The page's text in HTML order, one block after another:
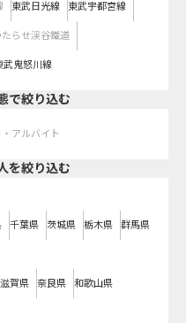
東武日光線 東武宇都宮線
たらせ渓谷鐵道
武鬼怒川線
で絞り込む
アルバイト
を絞り込む
千葉県 茨城県 栃木県 群馬県
滋賀県 奈良県 和歌山県